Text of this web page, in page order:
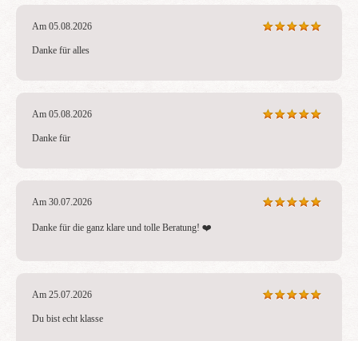
Am 05.08.2026
Danke für alles
Am 05.08.2026
Danke für
Am 30.07.2026
Danke für die ganz klare und tolle Beratung! ❤️
Am 25.07.2026
Du bist echt klasse